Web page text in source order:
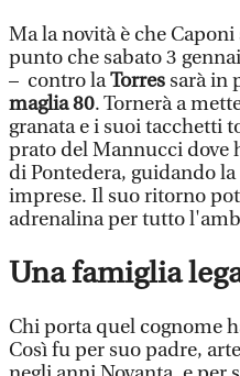
Ma la novità è che
punto che sabato 3
– contro laTorressarà in
maglia 80. Tornerà a
granata e i suoi tacchetti
prato del Mannucci dove
di Pontedera, guidando
imprese. Il suo ritorno
adrenalina per tutto
Una famiglia
Chi porta quel cognome
Così fu per suo padre,